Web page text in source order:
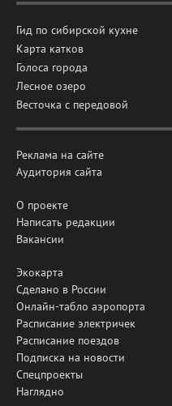
Гид по сибирской кухне
Карта катков
Голоса города
Лесное озеро
Весточка с передовой
Реклама на сайте
Аудитория сайта
О проекте
Написать редакции
Вакансии
Экокарта
Сделано в России
Онлайн-табло аэропорта
Расписание электричек
Расписание поездов
Подписка на новости
Спецпроекты
Наглядно